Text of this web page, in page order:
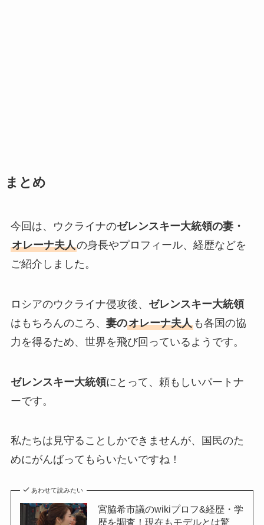
まとめ
今回は、ウクライナのゼレンスキー大統領の妻・
オレーナ夫人の身長やプロフィール、経歴などを
ご紹介しました。
ロシアのウクライナ侵攻後、 ゼレンスキー大統領
はもちろんのころ、 妻のオレーナ夫人も各国の協
力を得るため、世界を飛び回っているようです。
ゼレンスキー大統領にとって、頼もしいパートナ
ーです。
私たちは見守ることしかできませんが、国民のた
めにがんばってもらいたいですね！
あわせて読みたい
宮脇希市議のwikiプロフ&経歴・学
歴を調査！現在もモデルとは驚